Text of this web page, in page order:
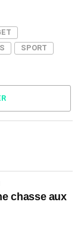
SPORT
chasse aux